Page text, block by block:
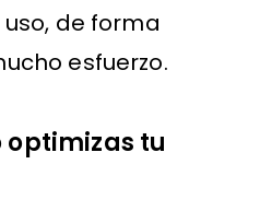
de forma
esfuerzo.
optimizas tu